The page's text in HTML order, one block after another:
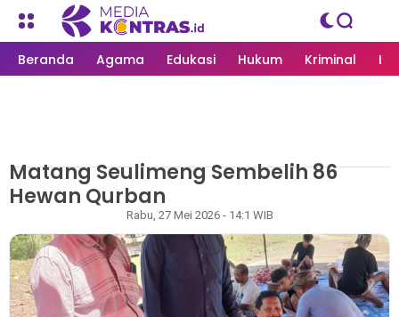
Beranda Agama Edukasi Hukum Kriminal
MEDIAKONTRAS.ID LANGSA
Matang Seulimeng Sembelih 86
Hewan Qurban
Rabu, 27 Mei 2026 - 14:1 WIB